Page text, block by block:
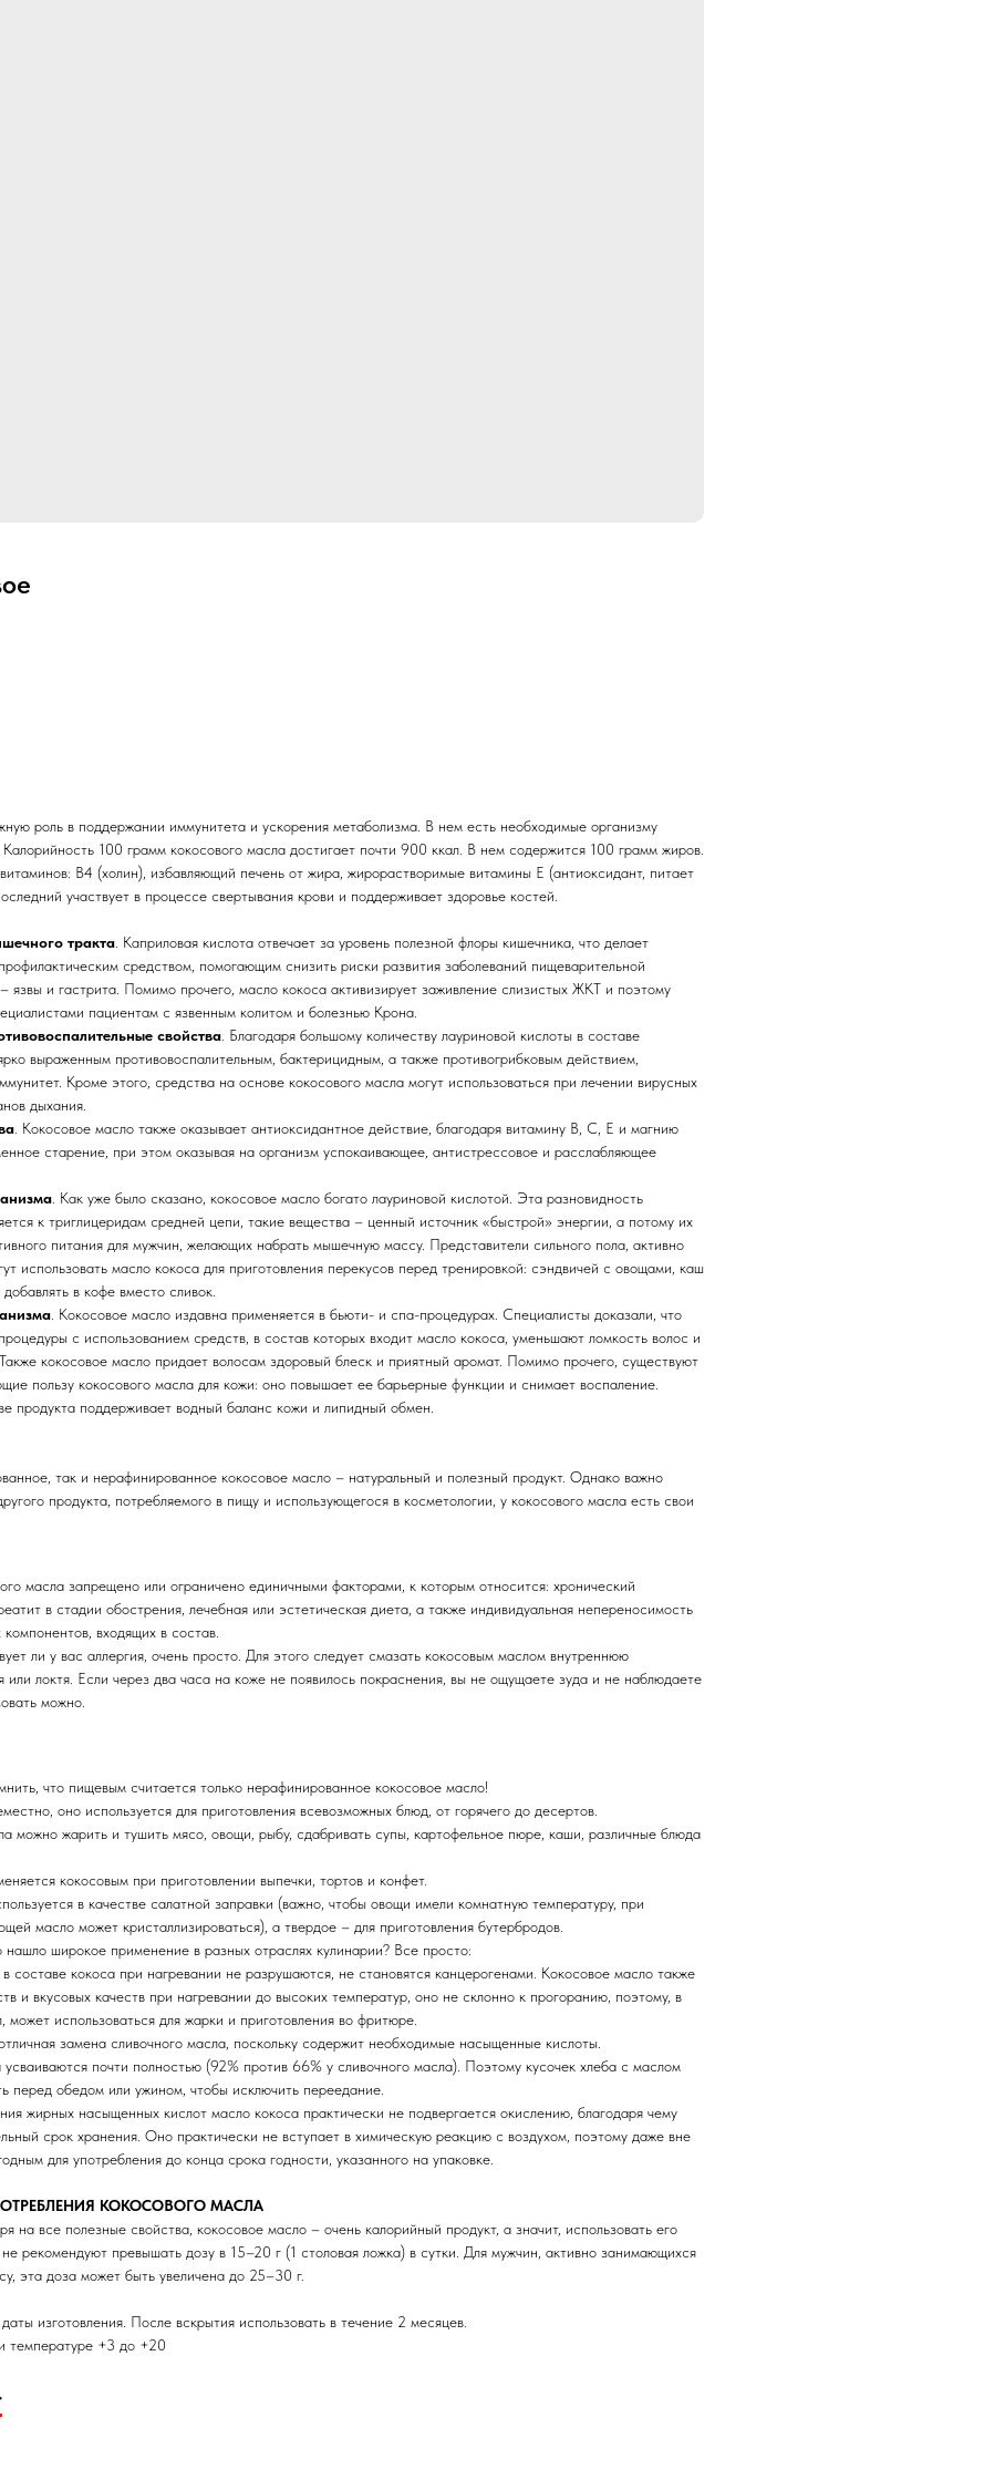
роль в поддержании иммунитета и ускорения метаболизма. В нем есть необходимые организму
100 грамм кокосового масла достигает почти 900 ккал. В нем содержится 100 грамм жиров.
B4 (холин), избавляющий печень от жира, жирорастворимые витамины Е (антиоксидант, питает
участвует в процессе свертывания крови и поддерживает здоровье костей.
тракта . Каприловая кислота отвечает за уровень полезной флоры кишечника, что делает
средством, помогающим снизить риски развития заболеваний пищеварительной
язвы и гастрита. Помимо прочего, масло кокоса активизирует заживление слизистых ЖКТ и поэтому
пациентам с язвенным колитом и болезнью Крона.
свойства . Благодаря большому количеству лауриновой кислоты в составе
выраженным противовоспалительным, бактерицидным, а также противогрибковым действием,
Кроме этого, средства на основе кокосового масла могут использоваться при лечении вирусных
дыхания.
. Кокосовое масло также оказывает антиоксидантное действие, благодаря витамину В, С, Е и магнию
старение, при этом оказывая на организм успокаивающее, антистрессовое и расслабляющее
. Как уже было сказано, кокосовое масло богато лауриновой кислотой. Эта разновидность
к триглицеридам средней цепи, такие вещества – ценный источник «быстрой» энергии, а потому их
питания для мужчин, желающих набрать мышечную массу. Представители сильного пола, активно
использовать масло кокоса для приготовления перекусов перед тренировкой: сэндвичей с овощами, каш
в кофе вместо сливок.
. Кокосовое масло издавна применяется в бьюти- и спа-процедурах. Специалисты доказали, что
с использованием средств, в состав которых входит масло кокоса, уменьшают ломкость волос и
кокосовое масло придает волосам здоровый блеск и приятный аромат. Помимо прочего, существуют
пользу кокосового масла для кожи: оно повышает ее барьерные функции и снимает воспаление.
продукта поддерживает водный баланс кожи и липидный обмен.
так и нерафинированное кокосовое масло – натуральный и полезный продукт. Однако важно
продукта, потребляемого в пищу и использующегося в косметологии, у кокосового масла есть свои
масла запрещено или ограничено единичными факторами, к которым относится: хронический
в стадии обострения, лечебная или эстетическая диета, а также индивидуальная непереносимость
входящих в состав.
ли у вас аллергия, очень просто. Для этого следует смазать кокосовым маслом внутреннюю
или локтя. Если через два часа на коже не появилось покраснения, вы не ощущаете зуда и не наблюдаете
можно.
что пищевым считается только нерафинированное кокосовое масло!
оно используется для приготовления всевозможных блюд, от горячего до десертов.
можно жарить и тушить мясо, овощи, рыбу, сдабривать супы, картофельное пюре, каши, различные блюда
кокосовым при приготовлении выпечки, тортов и конфет.
в качестве салатной заправки (важно, чтобы овощи имели комнатную температуру, при
масло может кристаллизироваться), а твердое – для приготовления бутербродов.
широкое применение в разных отраслях кулинарии? Все просто:
составе кокоса при нагревании не разрушаются, не становятся канцерогенами. Кокосовое масло также
и вкусовых качеств при нагревании до высоких температур, оно не склонно к прогоранию, поэтому, в
может использоваться для жарки и приготовления во фритюре.
замена сливочного масла, поскольку содержит необходимые насыщенные кислоты.
почти полностью (92% против 66% у сливочного масла). Поэтому кусочек хлеба с маслом
перед обедом или ужином, чтобы исключить переедание.
жирных насыщенных кислот масло кокоса практически не подвергается окислению, благодаря чему
срок хранения. Оно практически не вступает в химическую реакцию с воздухом, поэтому даже вне
для употребления до конца срока годности, указанного на упаковке.
КОКОСОВОГО МАСЛА
на все полезные свойства, кокосовое масло – очень калорийный продукт, а значит, использовать его
рекомендуют превышать дозу в 15–20 г (1 столовая ложка) в сутки. Для мужчин, активно занимающихся
эта доза может быть увеличена до 25–30 г.
изготовления. После вскрытия использовать в течение 2 месяцев.
температуре +3 до +20